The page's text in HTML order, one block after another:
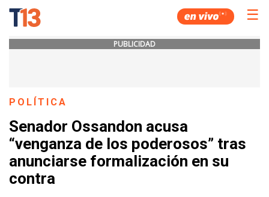
☰
PUBLICIDAD
POLÍTICA
Senador Ossandon acusa
“venganza de los poderosos” tras
anunciarse formalización en su
contra